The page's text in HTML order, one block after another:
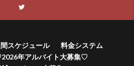
スケジュール
料金システム
年アルバイト大募集♡